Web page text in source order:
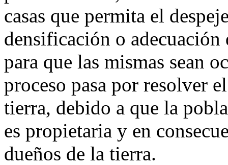
casas que permita el
densificación o adecuación
para que las mismas sean
proceso pasa por resolver
tierra, debido a que la
es propietaria y en
dueños de la tierra.